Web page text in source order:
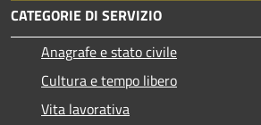
CATEGORIE DI SERVIZIO
Anagrafe e stato civile
Cultura e tempo libero
Vita lavorativa